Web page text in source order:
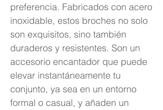
preferencia. Fabricados con acero
inoxidable, estos broches no solo
son exquisitos, sino también
duraderos y resistentes. Son un
accesorio encantador que puede
elevar instantáneamente tu
conjunto, ya sea en un entorno
formal o casual, y añaden un